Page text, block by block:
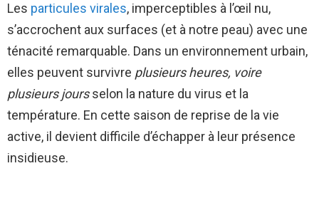
Les particules virales, imperceptibles à l’œil nu,
s’accrochent aux surfaces (et à notre peau) avec une
ténacité remarquable. Dans un environnement urbain,
elles peuvent survivre plusieurs heures, voire
plusieurs joursselon la nature du virus et la
température. En cette saison de reprise de la vie
active, il devient difficile d’échapper à leur présence
insidieuse.